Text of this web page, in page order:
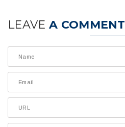
LEAVE A COMMENT